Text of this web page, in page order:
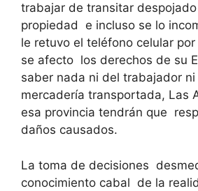
trabajar de transitar
propiedad e incluso se lo
le retuvo el teléfono celular
se afecto los derechos de su
saber nada ni del trabajador ni
mercadería transportada, Las
esa provincia tendrán que
daños causados.
La toma de decisiones
conocimiento cabal de la